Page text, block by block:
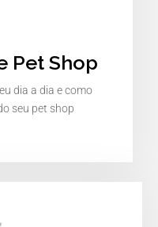
Pet Shop
dia a dia e como
seu pet shop